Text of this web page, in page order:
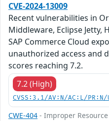
CVE-2024-13009
Recent vulnerabilities in
Middleware, Eclipse Jetty,
SAP Commerce Cloud
unauthorized access and
scores reaching 7.2.
7.2 (High)
CVSS:3.1/AV:N/AC:L/
CWE-404 - Improper